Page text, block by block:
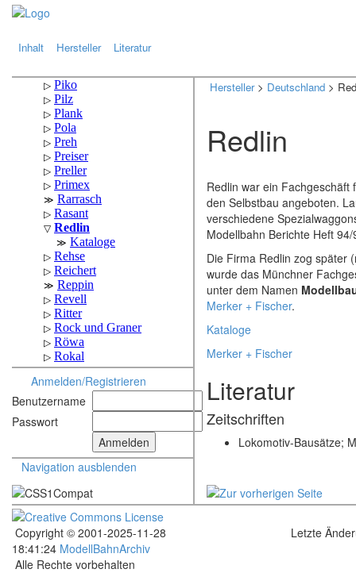
Inhalt Hersteller Literatur
Anmelden/Registrieren
Benutzername
Passwort
Navigation ausblenden
Hersteller> Deutschland >
Redlin
Redlin war ein
den Selbstbau angeboten.
verschiedene
Modellbahn Berichte Heft
Die Firma Redlin zog später
wurde das Münchner
unter dem Namen
Merker + Fischer.
Kataloge
Merker + Fischer
Literatur
Zeitschriften
Lokomotiv-Bausätze;
Copyright © 2001-2025-11-28
18:41:24 ModellBahnArchiv
Letzte
Alle Rechte vorbehalten